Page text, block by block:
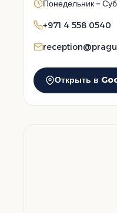
Понедельник –
+971 4 558 0540
Открыть в